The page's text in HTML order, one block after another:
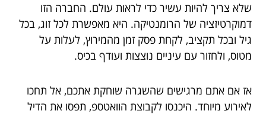
שלא צריך להיות עשיר כדי לראות עולם. החברה הזו
דמוקרטיזציה של הרומנטיקה. היא מאפשרת לכל זוג, בכל
גיל ובכל תקציב, לקחת פסק זמן מהמירוץ, לעלות על
מטוס, ולחזור עם עיניים נוצצות ועודף בכיס.
אז אם אתם מרגישים שהשגרה שוחקת אתכם, אל תחכו
לאירוע מיוחד. היכנסו לקבוצת הוואטספ, תפסו את הדיל